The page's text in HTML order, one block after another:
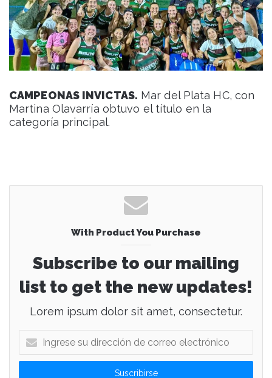
CAMPEONAS INVICTAS. Mar del Plata HC, con
Martina Olavarría obtuvo el título en la
categoría principal.
With Product You Purchase
Subscribe to our mailing
list to get the new updates!
Lorem ipsum dolor sit amet, consectetur.
g